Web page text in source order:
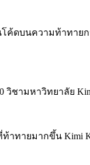
ค้ดบนความท้าทายก
วิชามหาวิทยาลัย
ท้าทายมากขึ้น Kimi